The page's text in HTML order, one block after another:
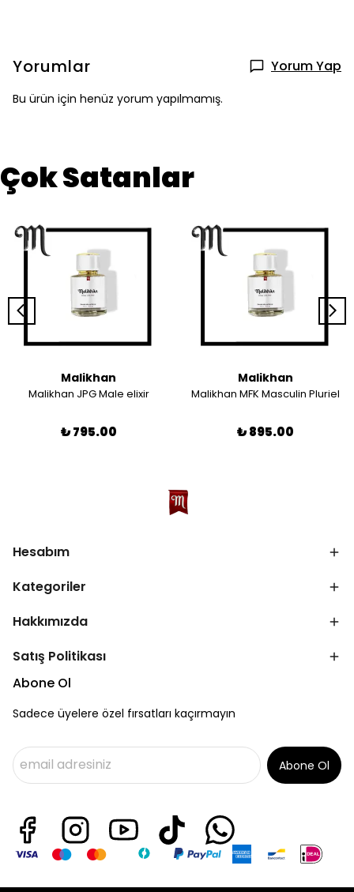
Yorumlar Yorum Yap
Bu ürün için henüz yorum yapılmamış.
Çok Satanlar
Malikhan
Malikhan JPG Male elixir
₺ 795.00
Malikhan
Malikhan MFK Masculin Pluriel
₺ 895.00
Hesabım
Kategoriler
Hakkımızda
Satış Politikası
Abone Ol
Sadece üyelere özel fırsatları kaçırmayın
Abone Ol